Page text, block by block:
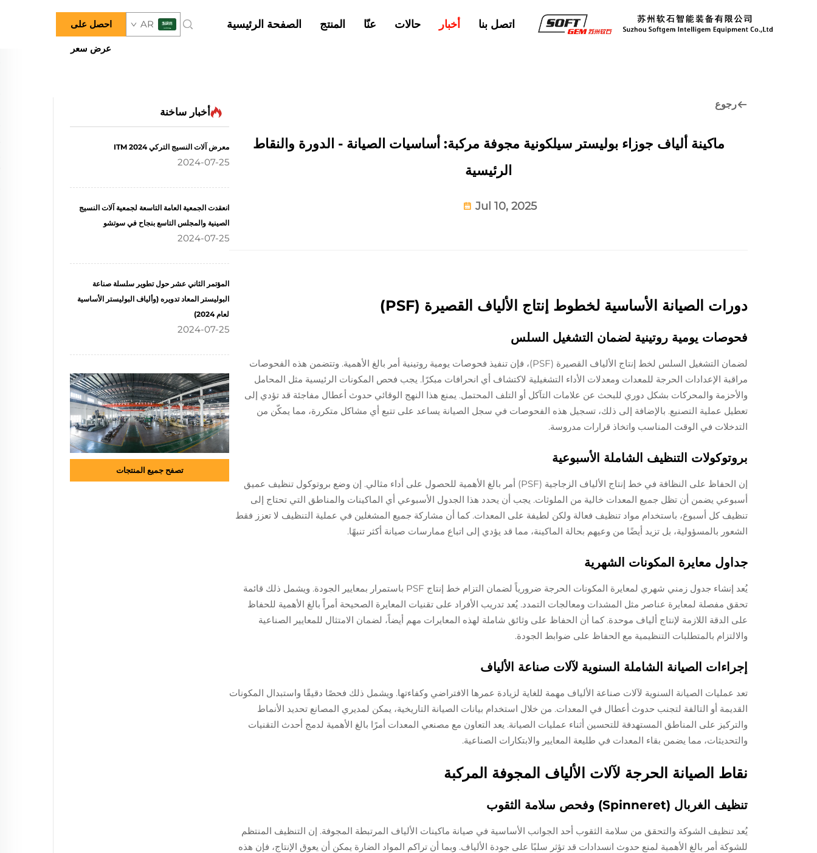
الصفحة الرئيسية المنتج عنّا حالات أخبار اتصل بنا AR احصل على
عرض سعر
رجوع
ماكينة ألياف جوزاء بوليستر سيلكونية مجوفة مركبة: أساسيات الصيانة - الدورة والنقاط
الرئيسية
Jul 10, 2025
دورات الصيانة الأساسية لخطوط إنتاج الألياف القصيرة (PSF)
فحوصات يومية روتينية لضمان التشغيل السلس
لضمان التشغيل السلس لخط إنتاج الألياف القصيرة (PSF)، فإن تنفيذ فحوصات يومية روتينية أمر بالغ الأهمية. وتتضمن هذه الفحوصات
مراقبة الإعدادات الحرجة للمعدات ومعدلات الأداء التشغيلية لاكتشاف أي انحرافات مبكرًا. يجب فحص المكونات الرئيسية مثل المحامل
والأحزمة والمحركات بشكل دوري للبحث عن علامات التآكل أو التلف المحتمل. يمنع هذا النهج الوقائي حدوث أعطال مفاجئة قد تؤدي إلى
تعطيل عملية التصنيع. بالإضافة إلى ذلك، تسجيل هذه الفحوصات في سجل الصيانة يساعد على تتبع أي مشاكل متكررة، مما يمكّن من
التدخلات في الوقت المناسب واتخاذ قرارات مدروسة.
بروتوكولات التنظيف الشاملة الأسبوعية
إن الحفاظ على النظافة في خط إنتاج الألياف الزجاجية (PSF) أمر بالغ الأهمية للحصول على أداء مثالي. إن وضع بروتوكول تنظيف عميق
أسبوعي يضمن أن تظل جميع المعدات خالية من الملوثات. يجب أن يحدد هذا الجدول الأسبوعي أي الماكينات والمناطق التي تحتاج إلى
تنظيف كل أسبوع، باستخدام مواد تنظيف فعالة ولكن لطيفة على المعدات. كما أن مشاركة جميع المشغلين في عملية التنظيف لا تعزز فقط
الشعور بالمسؤولية، بل تزيد أيضًا من وعيهم بحالة الماكينة، مما قد يؤدي إلى اتباع ممارسات صيانة أكثر تنبهًا.
جداول معايرة المكونات الشهرية
يُعد إنشاء جدول زمني شهري لمعايرة المكونات الحرجة ضرورياً لضمان التزام خط إنتاج PSF باستمرار بمعايير الجودة. ويشمل ذلك قائمة
تحقق مفصلة لمعايرة عناصر مثل المشدات ومعالجات التمدد. يُعد تدريب الأفراد على تقنيات المعايرة الصحيحة أمراً بالغ الأهمية للحفاظ
على الدقة اللازمة لإنتاج ألياف موحدة. كما أن الحفاظ على وثائق شاملة لهذه المعايرات مهم أيضاً، لضمان الامتثال للمعايير الصناعية
والالتزام بالمتطلبات التنظيمية مع الحفاظ على ضوابط الجودة.
إجراءات الصيانة الشاملة السنوية لآلات صناعة الألياف
تعد عمليات الصيانة السنوية لآلات صناعة الألياف مهمة للغاية لزيادة عمرها الافتراضي وكفاءتها. ويشمل ذلك فحصًا دقيقًا واستبدال المكونات
القديمة أو التالفة لتجنب حدوث أعطال في المعدات. من خلال استخدام بيانات الصيانة التاريخية، يمكن لمديري المصانع تحديد الأنماط
والتركيز على المناطق المستهدفة للتحسين أثناء عمليات الصيانة. يعد التعاون مع مصنعي المعدات أمرًا بالغ الأهمية لدمج أحدث التقنيات
والتحديثات، مما يضمن بقاء المعدات في طليعة المعايير والابتكارات الصناعية.
نقاط الصيانة الحرجة لآلات الألياف المجوفة المركبة
تنظيف الغربال (Spinneret) وفحص سلامة الثقوب
يُعد تنظيف الشوكة والتحقق من سلامة الثقوب أحد الجوانب الأساسية في صيانة ماكينات الألياف المرتبطة المجوفة. إن التنظيف المنتظم
للشوكة أمر بالغ الأهمية لمنع حدوث انسدادات قد تؤثر سلبًا على جودة الألياف. وبما أن تراكم المواد الضارة يمكن أن يعوق الإنتاج، فإن هذه
أخبار ساخنة
معرض آلات النسيج التركي ITM 2024
2024-07-25
انعقدت الجمعية العامة التاسعة لجمعية آلات النسيج
الصينية والمجلس التاسع بنجاح في سوتشو
2024-07-25
المؤتمر الثاني عشر حول تطوير سلسلة صناعة
البوليستر المعاد تدويره (وألياف البوليستر الأساسية
لعام 2024)
2024-07-25
تصفح جميع المنتجات